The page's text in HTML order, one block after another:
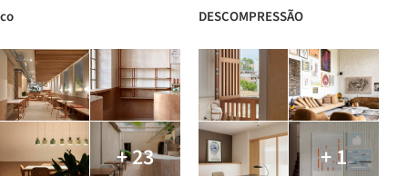
co DESCOMPRESSÃO
+ 23 + 1